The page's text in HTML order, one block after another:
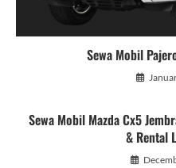
Sewa Mobil
Sewa Mobil Mazda Cx5
& Rental